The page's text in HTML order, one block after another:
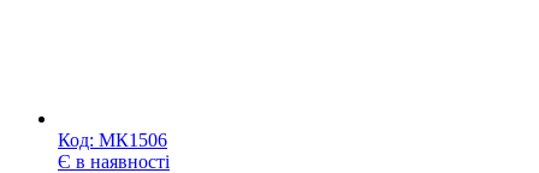
Код: МК1506
Є в наявності